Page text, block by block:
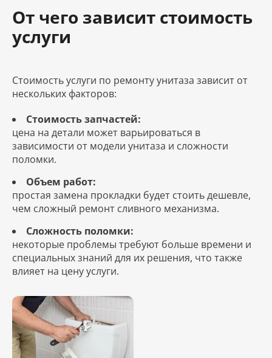
От чего зависит стоимость
услуги
Стоимость услуги по ремонту унитаза зависит от
нескольких факторов:
Стоимость запчастей:
цена на детали может варьироваться в
зависимости от модели унитаза и сложности
поломки.
Объем работ:
простая замена прокладки будет стоить дешевле,
чем сложный ремонт сливного механизма.
Сложность поломки:
некоторые проблемы требуют больше времени и
специальных знаний для их решения, что также
влияет на цену услуги.